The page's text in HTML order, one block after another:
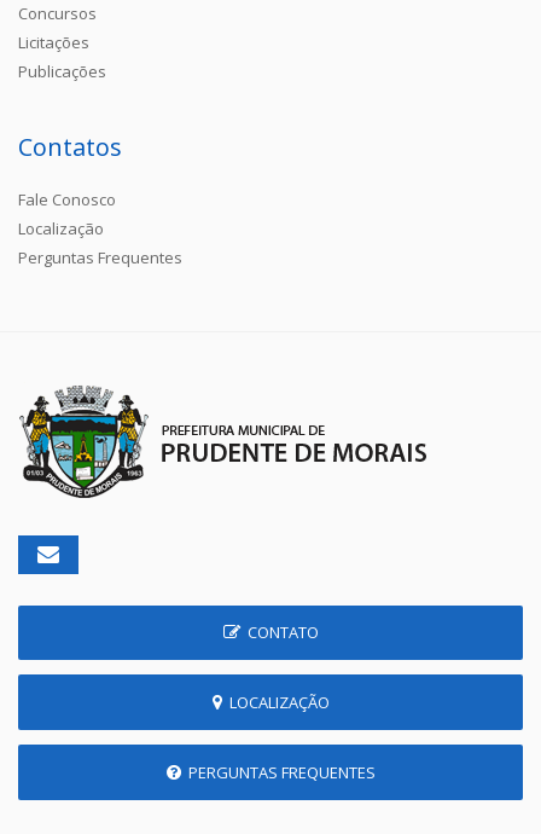
Concursos
Licitações
Publicações
Contatos
Fale Conosco
Localização
Perguntas Frequentes
CONTATO
LOCALIZAÇÃO
PERGUNTAS FREQUENTES